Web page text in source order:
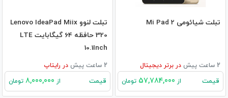
تبلت شیائومی Mi Pad 2
2 ساعت پیش در برتر دیجیتال
قیمت از تومان
تبلت لنوو Lenovo IdeaPad Miix
320 حافظه 64 گیگابایت LTE
10.1Inch
2 ساعت پیش در رایتاپ
قیمت از تومان